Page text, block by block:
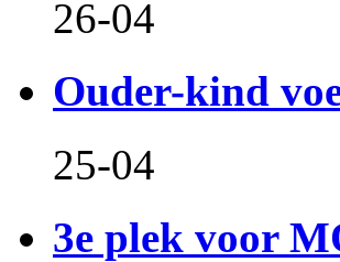
26-04
Ouder-kind
25-04
3e plek voor